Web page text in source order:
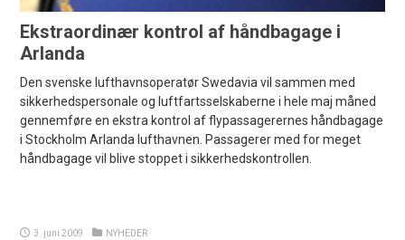
Ekstraordinær kontrol af håndbagage i
Arlanda
Den svenske lufthavnsoperatør Swedavia vil sammen med
sikkerhedspersonale og luftfartsselskaberne i hele maj måned
gennemføre en ekstra kontrol af flypassagerernes håndbagage
i Stockholm Arlanda lufthavnen. Passagerer med for meget
håndbagage vil blive stoppet i sikkerhedskontrollen.
3. juni 2009 NYHEDER